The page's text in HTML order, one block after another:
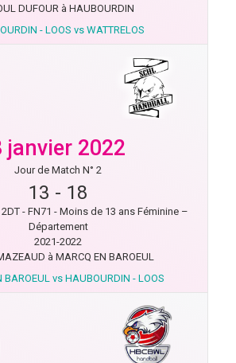
DUFOUR à HAUBOURDIN
- LOOS vs WATTRELOS
janvier 2022
Jour de Match N° 2
13 - 18
2DT - FN71 - Moins de 13 ans Féminine –
Département
2021-2022
à MARCQ EN BAROEUL
BAROEUL vs HAUBOURDIN - LOOS